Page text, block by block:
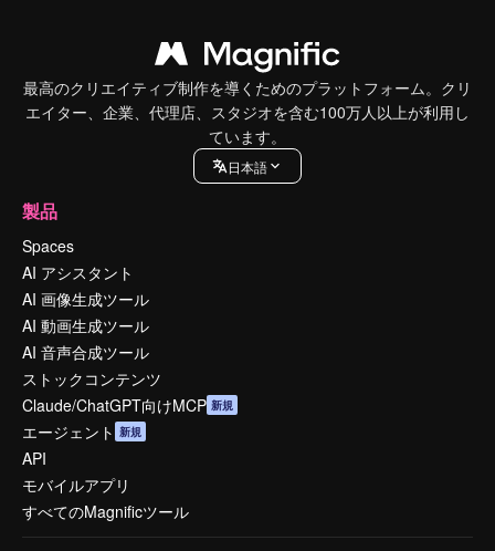
最高のクリエイティブ制作を導くためのプラットフォーム。クリ
エイター、企業、代理店、スタジオを含む100万人以上が利用し
ています。
日本語
製品
Spaces
AI アシスタント
AI 画像生成ツール
AI 動画生成ツール
AI 音声合成ツール
ストックコンテンツ
Claude/ChatGPT向けMCP 新規
エージェント 新規
API
モバイルアプリ
すべてのMagnificツール